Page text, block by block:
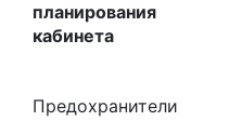
планирования
кабинета
Предохранители